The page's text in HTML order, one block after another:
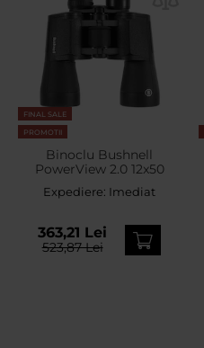
FINAL SALE
PROMOTII
Binoclu Bushnell
PowerView 2.0 12x50
Expediere: Imediat
363,21 Lei
523,87 Lei